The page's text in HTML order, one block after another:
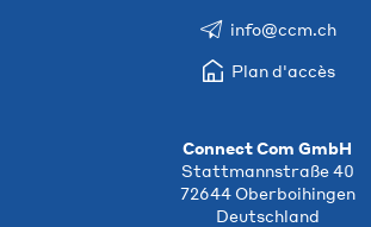
info@ccm.ch
Plan d'accès
Connect Com GmbH
Stattmannstraße 40
72644 Oberboihingen
Deutschland